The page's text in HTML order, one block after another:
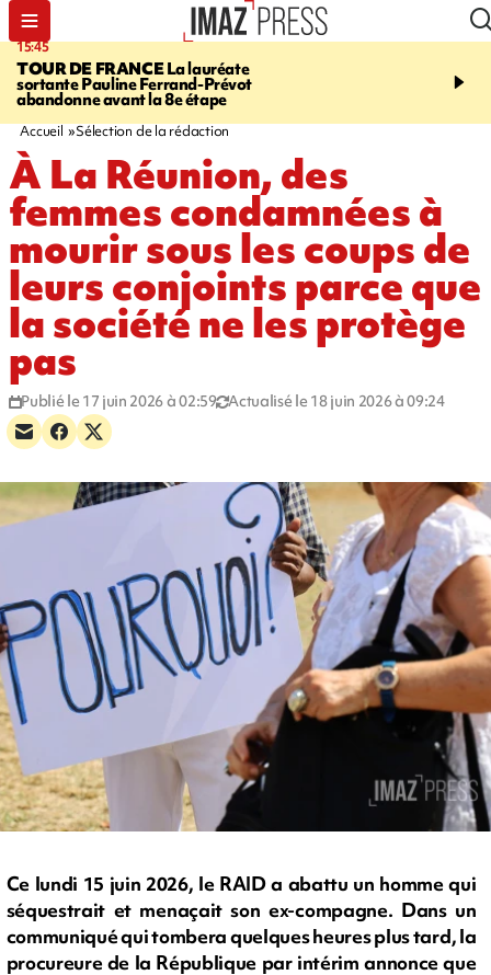
15:45
TOUR DE FRANCELa lauréate
sortante Pauline Ferrand-Prévot
abandonne avant la 8e étape
20:17
routière, concours de
Accueil Sélection de la rédaction
À La Réunion, des
femmes condamnées à
mourir sous les coups de
leurs conjoints parce que
la société ne les protège
pas
Publié le 17 juin 2026 à 02:59 Actualisé le 18 juin 2026 à 09:24
Ce lundi 15 juin 2026, le RAID a abattu un homme qui
séquestrait et menaçait son ex-compagne. Dans un
communiqué qui tombera quelques heures plus tard, la
procureure de la République par intérim annonce que